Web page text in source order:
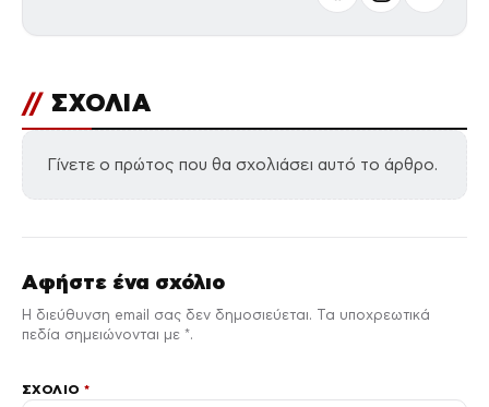
// ΣΧΟΛΙΑ
Γίνετε ο πρώτος που θα σχολιάσει αυτό το άρθρο.
Αφήστε ένα σχόλιο
Η διεύθυνση email σας δεν δημοσιεύεται. Τα υποχρεωτικά
πεδία σημειώνονται με *.
ΣΧΌΛΙΟ*